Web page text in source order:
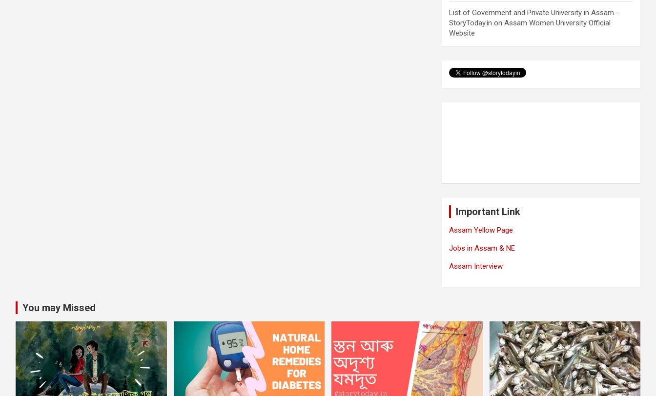
List of Government and Private University in Assam -
StoryToday.in onAssam Women University Official
Website
Important Link
Assam Yellow Page
Jobs in Assam & NE
Assam Interview
You may Missed